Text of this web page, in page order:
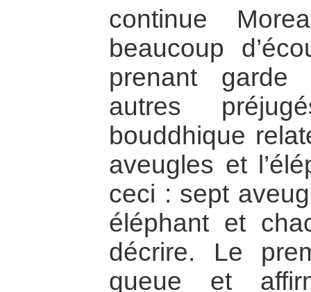
continue
beaucoup
prenant garde
autres
bouddhique
aveugles et
ceci : sept
éléphant et
décrire. Le
queue et